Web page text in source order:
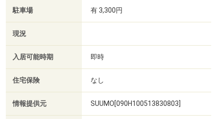
駐車場 有 3,300円
現況
入居可能時期 即時
住宅保険 なし
情報提供元 SUUMO[090H100513830803]